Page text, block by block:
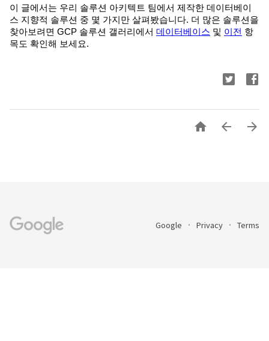
이 글에서는 우리 솔루션 아키텍트 팀에서 제작한 데이터베이
스 지향적 솔루션 중 몇 가지만 살펴봤습니다. 더 많은 솔루션을
찾아보려면 GCP 솔루션 갤러리에서 데이터베이스 및 이전 항
목도 확인해 보세요.
  
Google Privacy Terms